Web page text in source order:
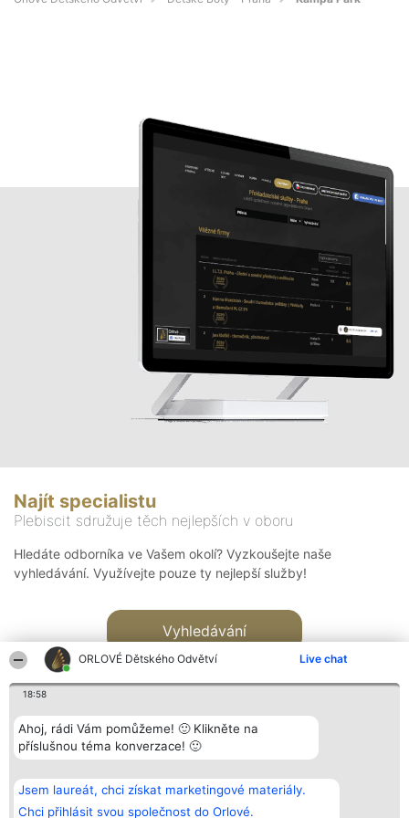
ORLOVÉ Dětského Odvětví Live chat
18:58
Ahoj, rádi Vám pomůžeme! 🙂 Klikněte na
příslušnou téma konverzace! 🙂
Jsem laureát, chci získat marketingové materiály.
Chci přihlásit svou společnost do Orlové.
Najít specialistu
Plebiscit sdružuje těch nejlepších v oboru
Hledáte odborníka ve Vašem okolí? Vyzkoušejte naše
vyhledávání. Využívejte pouze ty nejlepší služby!
Vyhledávání
Bright Side Solutions sp. z o.
o. sp. k.
ul. Ruska 22
Vítězové
Seznam všech
laureátů
Kontakt